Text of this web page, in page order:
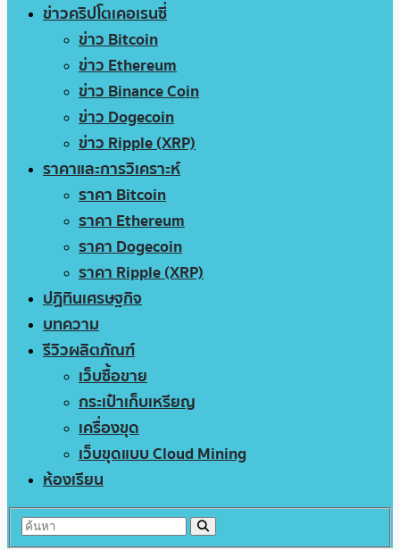
ข่าวคริปโตเคอเรนซี่
ข่าว Bitcoin
ข่าว Ethereum
ข่าว Binance Coin
ข่าว Dogecoin
ข่าว Ripple (XRP)
ราคาและการวิเคราะห์
ราคา Bitcoin
ราคา Ethereum
ราคา Dogecoin
ราคา Ripple (XRP)
ปฏิทินเศรษฐกิจ
บทความ
รีวิวผลิตภัณฑ์
เว็บซื้อขาย
กระเป๋าเก็บเหรียญ
เครื่องขุด
เว็บขุดแบบ Cloud Mining
ห้องเรียน